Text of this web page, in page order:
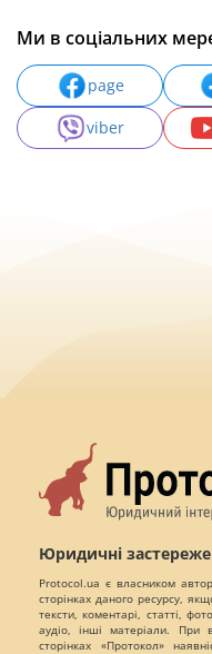
Ми в соціальних
page
viber
Юридичні
Protocol.ua є власником
сторінках даного ресурсу,
тексти, коментарі, статті,
аудіо, інші матеріали. При
сторінках «Протокол»